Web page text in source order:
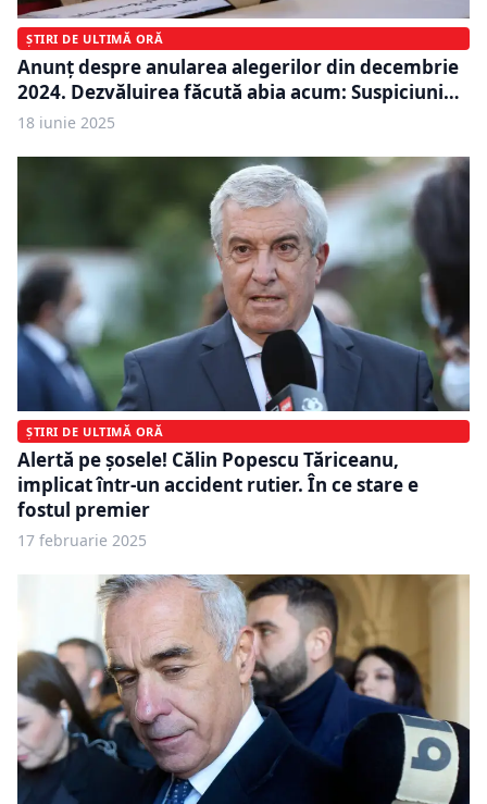
ȘTIRI DE ULTIMĂ ORĂ
Anunț despre anularea alegerilor din decembrie
2024. Dezvăluirea făcută abia acum: Suspiciuni…
18 iunie 2025
ȘTIRI DE ULTIMĂ ORĂ
Alertă pe șosele! Călin Popescu Tăriceanu,
implicat într-un accident rutier. În ce stare e
fostul premier
17 februarie 2025